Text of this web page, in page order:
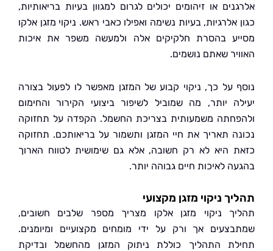
או זיהומים יכולים לגרום למגוון בעיות בריאותיות,
אלרגיות, בעיות נשימה ואפילו כאבי ראש. ניקוי מזגן אלקו
בהסרת חלקיקים אלה ולמעשה משפר את איכות
שאתם נושמים.
על כך, ניקוי קבוע של המזגן מאפשר לו לפעול בצורה
יותר, מה שמוביל לשיפור ביצועי הקירור והחימום
משמעותית בצריכת החשמל. הקפדה על תחזוקה
תאריך את חיי המזגן ותשמור על בריאותכם. תחזוקה
היא לא רק חשובה, אלא גם שימושית לטווח הארוך
לאיכות חיים גבוהה יותר.
ניקוי מזגן מקצועי
ניקוי מזגן אלקו מצריך מספר שלבים חשובים,
אך ורק על ידי מומחים מקצועיים ומיומנים.
התהליך כוללת ניתוק המזגן מהחשמל ובדיקת